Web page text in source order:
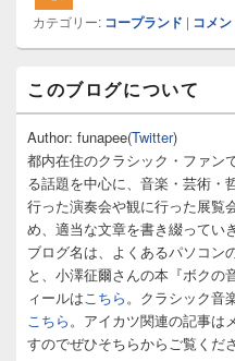
カテゴリー: コープランド | コメ
ン
サ
イ
バ
ー
ウ
ィ
ト
エ
このブログについて
Author: funapee(Twitter)
都内在住のクラシック・ファン
る話題を中心に、音楽・芸術・
行った演奏会や観に行った展覧
め、適当な文章を書き綴ってい
ブログ名は、よくあるパソコン
と、小澤征爾さんの本『ボクの
ィールはこちら。クラシック音
こちら。アイカツ関連の記事は
すのでぜひそちらからご覧くださ